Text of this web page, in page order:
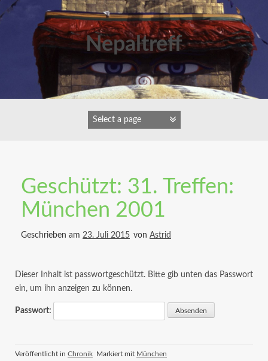
Zum
Inhalt
Nepaltreff
Geschützt: 31. Treffen:
München 2001
Geschrieben am 23. Juli 2015 von Astrid
Dieser Inhalt ist passwortgeschützt. Bitte gib unten das Passwort
ein, um ihn anzeigen zu können.
Passwort:
Veröffentlicht in Chronik Markiert mit München